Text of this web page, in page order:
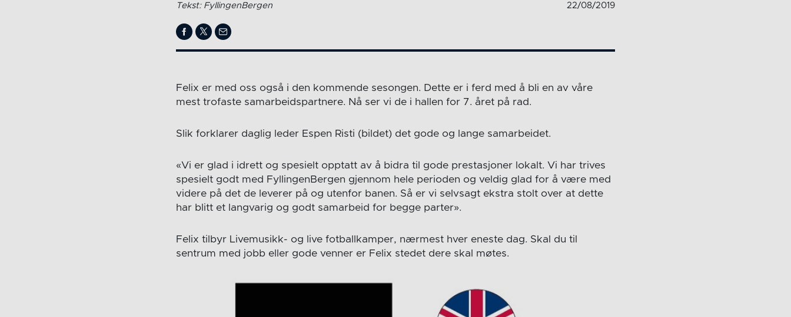
Tekst: FyllingenBergen 22/08/2019
Felix er med oss også i den kommende sesongen. Dette er i ferd med å bli en av våre
mest trofaste samarbeidspartnere. Nå ser vi de i hallen for 7. året på rad.
Slik forklarer daglig leder Espen Risti (bildet) det gode og lange samarbeidet.
«Vi er glad i idrett og spesielt opptatt av å bidra til gode prestasjoner lokalt. Vi har trives
spesielt godt med FyllingenBergen gjennom hele perioden og veldig glad for å være med
videre på det de leverer på og utenfor banen. Så er vi selvsagt ekstra stolt over at dette
har blitt et langvarig og godt samarbeid for begge parter».
Felix tilbyr Livemusikk- og live fotballkamper, nærmest hver eneste dag. Skal du til
sentrum med jobb eller gode venner er Felix stedet dere skal møtes.